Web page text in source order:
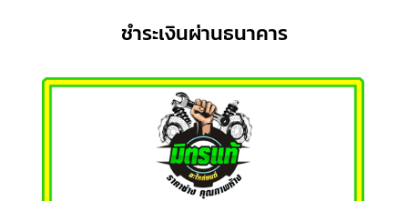
ชำระเงินผ่านธนาคาร